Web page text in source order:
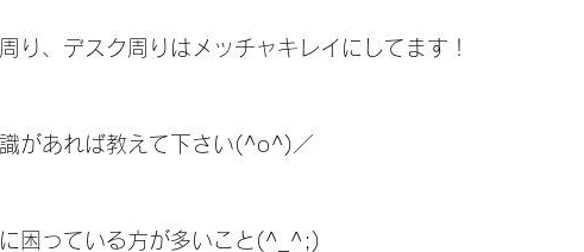
り、デスク周りはメッチャキレイにしてます！
があれば教えて下さい(^o^)／
困っている方が多いこと(^_^;)